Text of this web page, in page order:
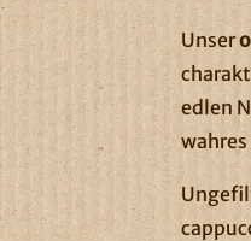
Unser
edlen
wahres